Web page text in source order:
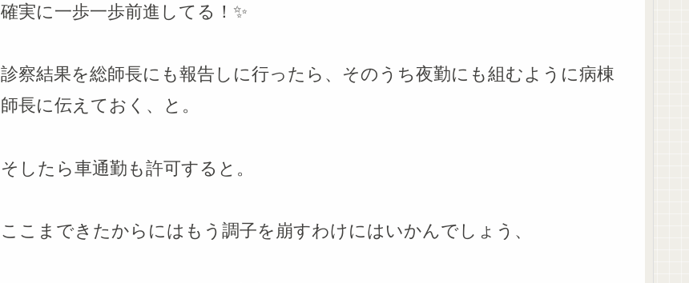
確実に一歩一歩前進してる！✨
診察結果を総師長にも報告しに行ったら、そのうち夜勤にも組むように病棟
師長に伝えておく、と。
そしたら車通勤も許可すると。
ここまできたからにはもう調子を崩すわけにはいかんでしょう、